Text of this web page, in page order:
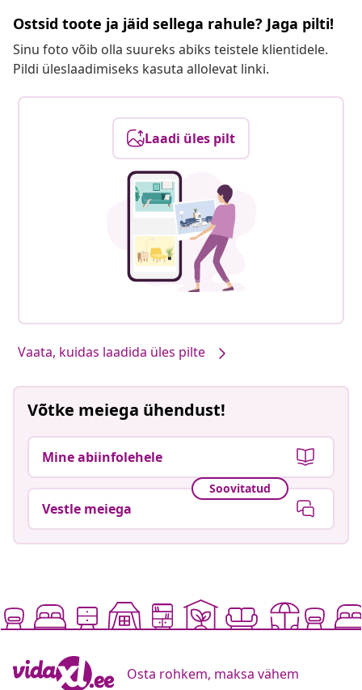
Ostsid toote ja jäid sellega rahule? Jaga pilti!
Sinu foto võib olla suureks abiks teistele klientidele.
Pildi üleslaadimiseks kasuta allolevat linki.
Laadi üles pilt
Vaata, kuidas laadida üles pilte
Võtke meiega ühendust!
Mine abiinfolehele
Soovitatud
Vestle meiega
Osta rohkem, maksa vähem